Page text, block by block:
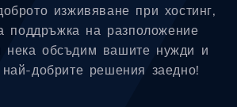
изживяване при хостинг,
поддръжка на разположение
обсъдим вашите нужди и
добрите решения заедно!